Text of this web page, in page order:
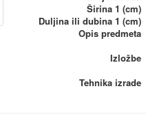
Širina 1 (cm)
Duljina ili dubina 1 (cm)
Opis predmeta
Izložbe
Tehnika izrade